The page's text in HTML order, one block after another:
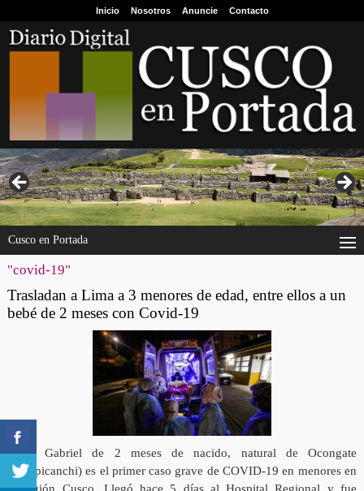
Inicio Nosotros Anuncie Contacto
Cusco en Portada
"covid-19"
Trasladan a Lima a 3 menores de edad, entre ellos a un
bebé de 2 meses con Covid-19
Noah Gabriel de 2 meses de nacido, natural de Ocongate
(Quispicanchi) es el primer caso grave de COVID-19 en menores en